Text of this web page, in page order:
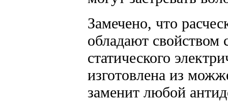
Замечено, что
обладают свойством
статического
изготовлена из
заменит любой